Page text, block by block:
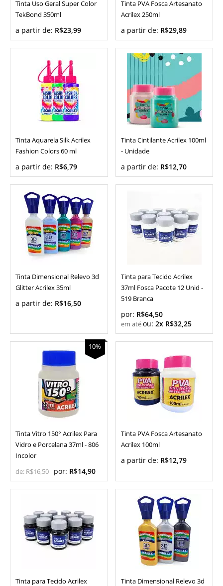
Tinta Uso Geral Super Color
TekBond 350ml
a partir de: R$23,99
Tinta PVA Fosca Artesanato
Acrilex 250ml
a partir de: R$29,89
Tinta Aquarela Silk Acrilex
Fashion Colors 60 ml
a partir de: R$6,79
Tinta Cintilante Acrilex 100ml
- Unidade
a partir de: R$12,70
Tinta Dimensional Relevo 3d
Glitter Acrilex 35ml
a partir de: R$16,50
Tinta para Tecido Acrilex
37ml Fosca Pacote 12 Unid -
519 Branca
por: R$64,50
ou: 2x R$32,25
Tinta Vitro 150° Acrilex Para
Vidro e Porcelana 37ml - 806
Incolor
de: R$16,50 por: R$14,90
10%
Tinta PVA Fosca Artesanato
Acrilex 100ml
a partir de: R$12,79
Tinta para Tecido Acrilex
Tinta Dimensional Relevo 3d